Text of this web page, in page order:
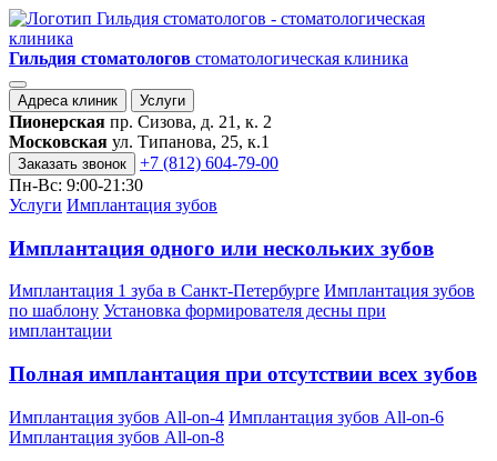
Гильдия стоматологов стоматологическая клиника
Адреса клиник Услуги
Пионерская пр. Сизова, д. 21, к. 2
Московская ул. Типанова, 25, к.1
Заказать звонок
+7 (812) 604-79-00
Пн-Вс: 9:00-21:30
Услуги Имплантация зубов
Имплантация одного или нескольких зубов
Имплантация 1 зуба в Санкт-Петербурге Имплантация зубов
по шаблону Установка формирователя десны при
имплантации
Полная имплантация при отсутствии всех зубов
Имплантация зубов All-on-4 Имплантация зубов All-on-6
Имплантация зубов All-on-8